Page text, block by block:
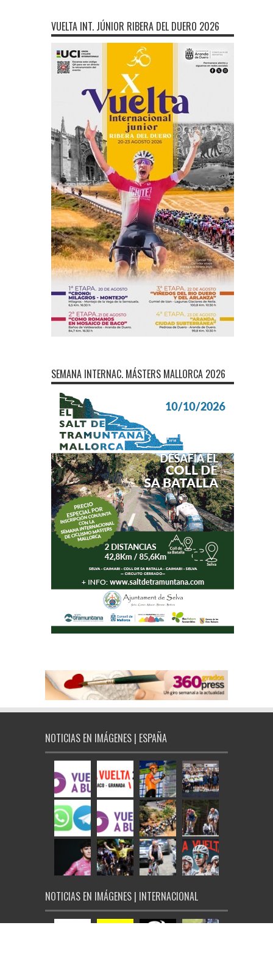
VUELTA INT. JÚNIOR RIBERA DEL DUERO 2026
SEMANA INTERNAC. MÁSTERS MALLORCA 2026
NOTICIAS EN IMÁGENES | ESPAÑA
NOTICIAS EN IMÁGENES | INTERNACIONAL